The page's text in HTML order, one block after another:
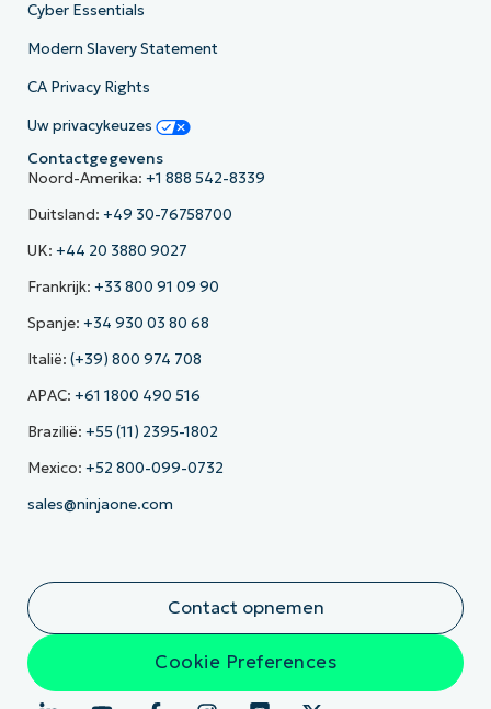
Cyber Essentials
Modern Slavery Statement
CA Privacy Rights
Uw privacykeuzes
Contactgegevens
Noord-Amerika: +1 888 542-8339
Duitsland: +49 30-76758700
UK: +44 20 3880 9027
Frankrijk: +33 800 91 09 90
Spanje: +34 930 03 80 68
Italië: (+39) 800 974 708
APAC: +61 1800 490 516
Brazilië: +55 (11) 2395-1802
Mexico: +52 800-099-0732
sales@ninjaone.com
Contact opnemen
Cookie Preferences